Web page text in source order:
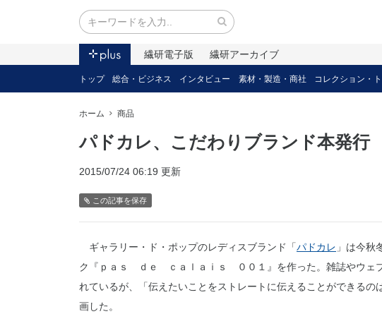
繊研電子版 繊研アーカイブ
トップ 総合・ビジネス インタビュー 素材・製造・商社 コレクション・
ホーム 商品
パドカレ、こだわりブランド本発行
2015/07/24 06:19 更新
この記事を保存
ギャラリー・ド・ポップのレディスブランド「パドカレ 」は今秋
ク『ｐａｓ ｄｅ ｃａｌａｉｓ ００１』を作った。雑誌やウェ
れているが、「伝えたいことをストレートに伝えることができる
画した。